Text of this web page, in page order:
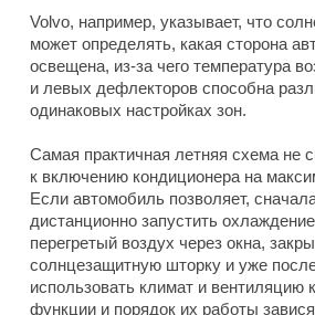
Volvo, например, указывает, что
может определять, какая сторона
освещена, из-за чего температура
и левых дефлекторов способна
одинаковых настройках зон.
Самая практичная летняя схема не
к включению кондиционера на
Если автомобиль позволяет,
дистанционно запустить
перегретый воздух через окна,
солнцезащитную шторку и уже
использовать климат и вентиляцию
функции и порядок их работы